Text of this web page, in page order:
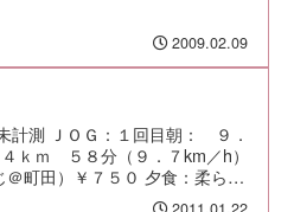
2009.02.09
計測 ＪＯＧ：１回目朝： ９．
ｋｍ ５８分（９．７km／h）
町田）￥７５０ 夕食：柔ら